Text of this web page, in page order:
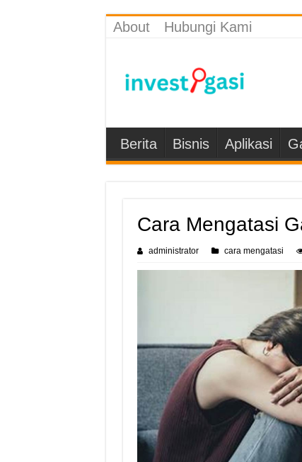
About Hubungi Kami
Berita Bisnis Aplikasi
Cara Mengatasi
administrator cara mengatasi